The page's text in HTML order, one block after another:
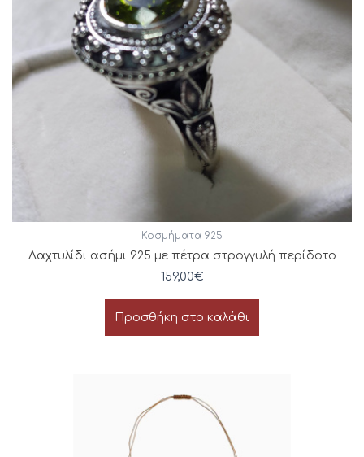
Κοσμήματα 925
Δαχτυλίδι ασήμι 925 με πέτρα στρογγυλή περίδοτο
159,00€
Προσθήκη στο καλάθι